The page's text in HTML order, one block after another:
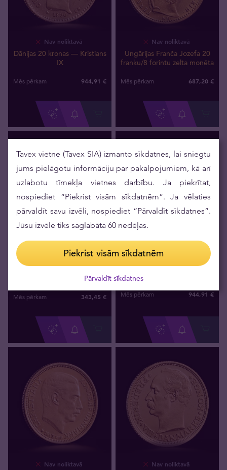
Nav noliktavā
Dānijas 20 kronas — Kristians
IX
Mēs pērkam 944,91 €
Nav noliktavā
Ungārijas Franča Jozefa 20
franku/8 forintu zelta monēta
Mēs pērkam 687,20 €
Nav noliktavā
Francijas Napoleons III (ar
Mēs pērkam 343,45 €
Nav noliktavā
Dānijas 20 kronas —
Mēs pērkam 944,91 €
Nav noliktavā Nav noliktavā
Tavex vietne (Tavex SIA) izmanto sīkdatnes, lai sniegtu
jums pielāgotu informāciju par pakalpojumiem, kā arī
uzlabotu tīmekļa vietnes darbību. Ja piekrītat,
nospiediet “Piekrist visām sīkdatnēm”. Ja vēlaties
pārvaldīt savu izvēli, nospiediet “Pārvaldīt sīkdatnes”.
Jūsu izvēle tiks saglabāta 60 nedēļas.
Piekrist visām sīkdatnēm
Pārvaldīt sīkdatnes